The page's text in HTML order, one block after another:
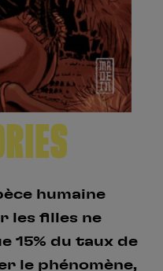
humaine
les filles ne
15% du taux de
le phénomène,
S’inscrire